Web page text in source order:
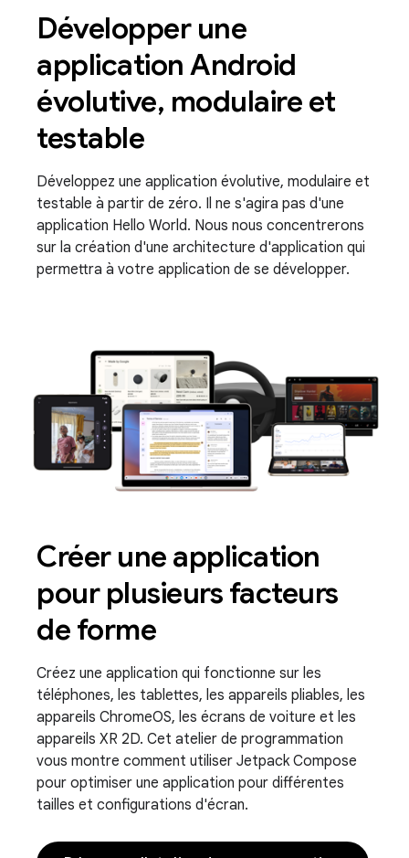
Développer une
application Android
évolutive, modulaire et
testable
Développez une application évolutive, modulaire et
testable à partir de zéro. Il ne s'agira pas d'une
application Hello World. Nous nous concentrerons
sur la création d'une architecture d'application qui
permettra à votre application de se développer.
Créer une application
pour plusieurs facteurs
de forme
Créez une application qui fonctionne sur les
téléphones, les tablettes, les appareils pliables, les
appareils ChromeOS, les écrans de voiture et les
appareils XR 2D. Cet atelier de programmation
vous montre comment utiliser Jetpack Compose
pour optimiser une application pour différentes
tailles et configurations d'écran.